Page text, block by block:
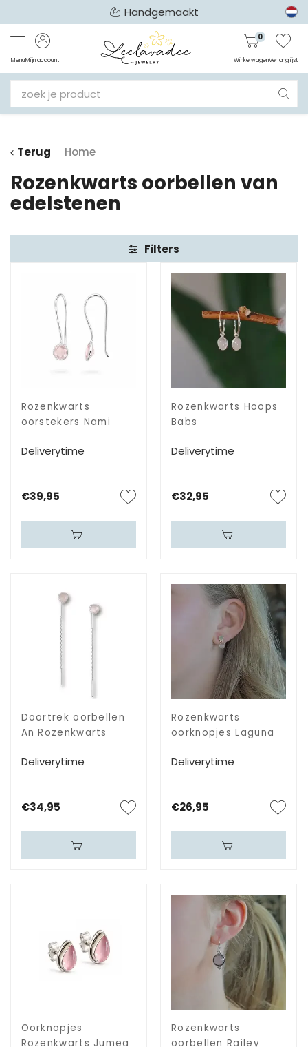
Handgemaakt
MenuMijn account
0
WinkelwagenVerlanglijst
Terug Home
Rozenkwarts oorbellen van
edelstenen
Filters
Rozenkwarts
oorstekers Nami
Deliverytime
€39,95
Rozenkwarts Hoops
Babs
Deliverytime
€32,95
Doortrek oorbellen
An Rozenkwarts
Deliverytime
€34,95
Rozenkwarts
oorknopjes Laguna
Deliverytime
€26,95
Oorknopjes
Rozenkwarts Jumea
Rozenkwarts
oorbellen Railey